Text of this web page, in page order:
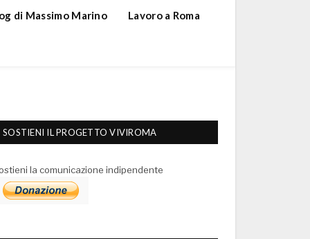
di Massimo Marino Lavoro a Roma
SOSTIENI IL PROGETTO VIVIROMA
la comunicazione indipendente